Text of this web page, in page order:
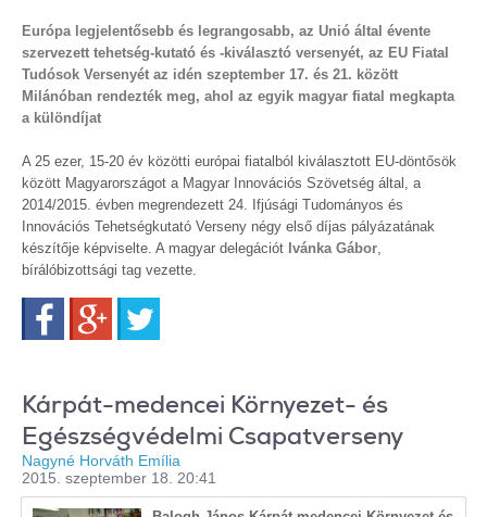
Európa legjelentősebb és legrangosabb, az Unió által évente
szervezett tehetség-kutató és -kiválasztó versenyét, az EU Fiatal
Tudósok Versenyét az idén szeptember 17. és 21. között
Milánóban rendezték meg, ahol az egyik magyar fiatal megkapta
a különdíjat
A 25 ezer, 15-20 év közötti európai fiatalból kiválasztott EU-döntősök
között Magyarországot a Magyar Innovációs Szövetség által, a
2014/2015. évben megrendezett 24. Ifjúsági Tudományos és
Innovációs Tehetségkutató Verseny négy első díjas pályázatának
készítője képviselte. A magyar delegációt Ivánka Gábor,
bírálóbizottsági tag vezette.
FacebookGoogle+
Kárpát-medencei Környezet- és
Egészségvédelmi Csapatverseny
Nagyné Horváth Emília
2015. szeptember 18. 20:41